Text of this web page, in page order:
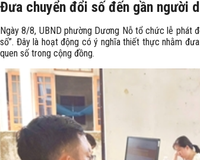
Đưa chuyển đổi số đến gần người
Ngày 8/8, UBND phường Dương Nỗ tổ chức lễ phát
số”. Đây là hoạt động có ý nghĩa thiết thực nhằm
quen số trong cộng đồng.